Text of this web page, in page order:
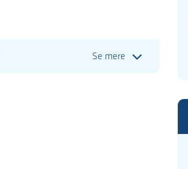
Se mere